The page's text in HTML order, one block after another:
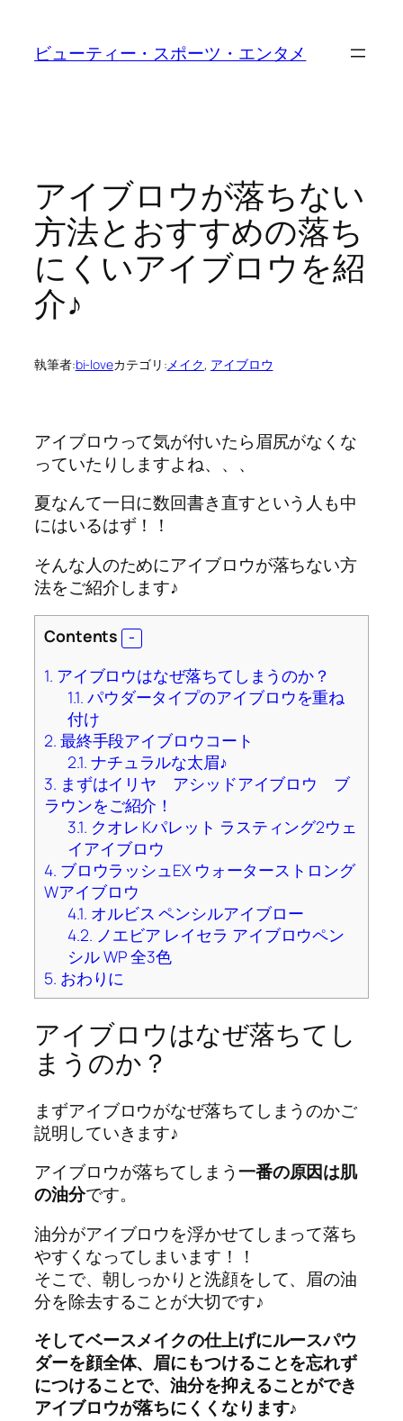
ビューティー・スポーツ・エンタメ
アイブロウが落ちない
方法とおすすめの落ち
にくいアイブロウを紹
介♪
執筆者:bi-loveカテゴリ:メイク, アイブロウ
アイブロウって気が付いたら眉尻がなくな
っていたりしますよね、、、
夏なんて一日に数回書き直すという人も中
にはいるはず！！
そんな人のためにアイブロウが落ちない方
法をご紹介します♪
Contents
1. アイブロウはなぜ落ちてしまうのか？
1.1. パウダータイプのアイブロウを重ね
付け
2. 最終手段アイブロウコート
2.1. ナチュラルな太眉♪
3. まずはイリヤ アシッドアイブロウ ブ
ラウンをご紹介！
3.1. クオレ Kパレット ラスティング2ウェ
イアイブロウ
4. ブロウラッシュEX ウォーターストロング
Wアイブロウ
4.1. オルビス ペンシルアイブロー
4.2. ノエビア レイセラ アイブロウペン
シル WP 全3色
5. おわりに
アイブロウはなぜ落ちてし
まうのか？
まずアイブロウがなぜ落ちてしまうのかご
説明していきます♪
アイブロウが落ちてしまう一番の原因は肌
の油分です。
油分がアイブロウを浮かせてしまって落ち
やすくなってしまいます！！
そこで、朝しっかりと洗顔をして、眉の油
分を除去することが大切です♪
そしてベースメイクの仕上げにルースパウ
ダーを顔全体、眉にもつけることを忘れず
につけることで、油分を抑えることができ
アイブロウが落ちにくくなります♪